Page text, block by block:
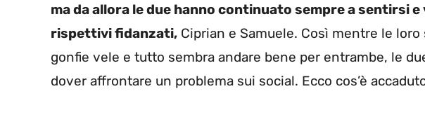
ma da allora le due hanno continuato sempre a sentirsi
rispettivi fidanzati, Ciprian e Samuele. Così mentre le loro
gonfie vele e tutto sembra andare bene per entrambe, le
dover affrontare un problema sui social. Ecco cos’è